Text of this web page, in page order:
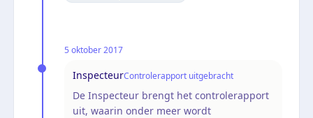
5 oktober 2017
InspecteurControlerapport uitgebracht
De Inspecteur brengt het controlerapport
uit, waarin onder meer wordt